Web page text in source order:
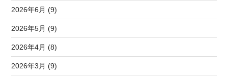
2026年6月 (9)
2026年5月 (9)
2026年4月 (8)
2026年3月 (9)